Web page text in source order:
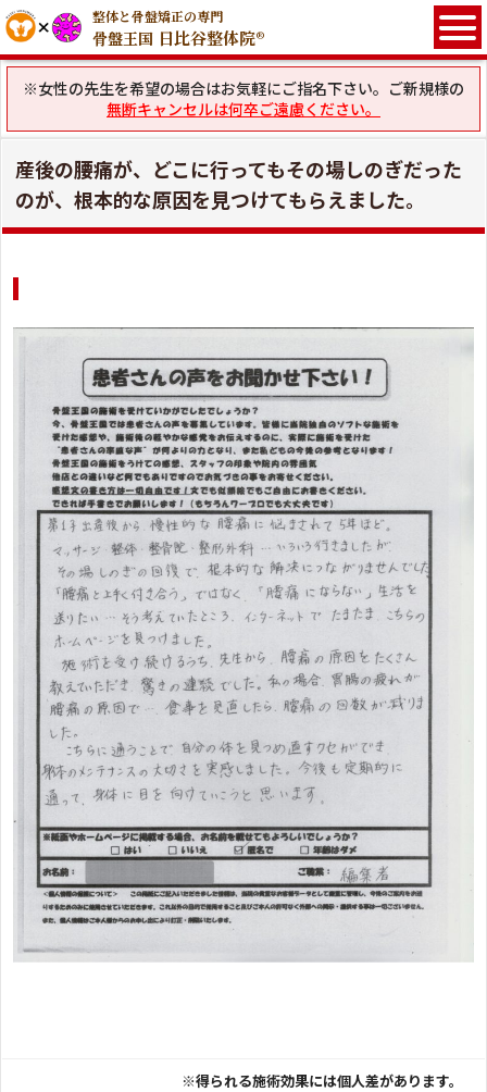
整体と骨盤矯正の専門
骨盤王国 日比谷整体院®
※女性の先生を希望の場合はお気軽にご指名下さい。ご新規様の
無断キャンセルは何卒ご遠慮ください。
産後の腰痛が、どこに行ってもその場しのぎだった
のが、根本的な原因を見つけてもらえました。
※得られる施術効果には個人差があります。